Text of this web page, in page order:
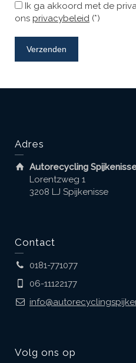
Ik ga akkoord met de
ons privacybeleid (*)
Adres
Autorecycling
Lorentzweg 1
3208 LJ Spijkenisse
Contact
0181-771077
06-11122177
Volg ons op